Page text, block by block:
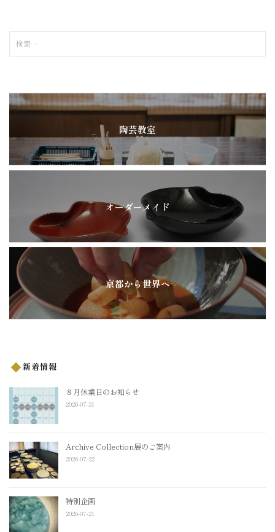
索
:
陶芸教室
オーダーメイド
京都から世界へ
新着情報
８月休業日のお知らせ
2026-07-31
Archive Collection展のご案内
2026-07-22
特別企画
2026-07-21